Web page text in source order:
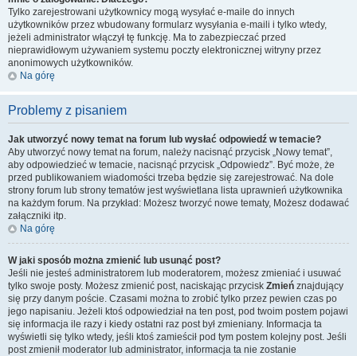
Tylko zarejestrowani użytkownicy mogą wysyłać e-maile do innych
użytkowników przez wbudowany formularz wysyłania e-maili i tylko wtedy,
jeżeli administrator włączył tę funkcję. Ma to zabezpieczać przed
nieprawidłowym używaniem systemu poczty elektronicznej witryny przez
anonimowych użytkowników.
Na górę
Problemy z pisaniem
Jak utworzyć nowy temat na forum lub wysłać odpowiedź w temacie?
Aby utworzyć nowy temat na forum, należy nacisnąć przycisk „Nowy temat”,
aby odpowiedzieć w temacie, nacisnąć przycisk „Odpowiedz”. Być może, że
przed publikowaniem wiadomości trzeba będzie się zarejestrować. Na dole
strony forum lub strony tematów jest wyświetlana lista uprawnień użytkownika
na każdym forum. Na przykład: Możesz tworzyć nowe tematy, Możesz dodawać
załączniki itp.
Na górę
W jaki sposób można zmienić lub usunąć post?
Jeśli nie jesteś administratorem lub moderatorem, możesz zmieniać i usuwać
tylko swoje posty. Możesz zmienić post, naciskając przycisk Zmień znajdujący
się przy danym poście. Czasami można to zrobić tylko przez pewien czas po
jego napisaniu. Jeżeli ktoś odpowiedział na ten post, pod twoim postem pojawi
się informacja ile razy i kiedy ostatni raz post był zmieniany. Informacja ta
wyświetli się tylko wtedy, jeśli ktoś zamieścił pod tym postem kolejny post. Jeśli
post zmienił moderator lub administrator, informacja ta nie zostanie